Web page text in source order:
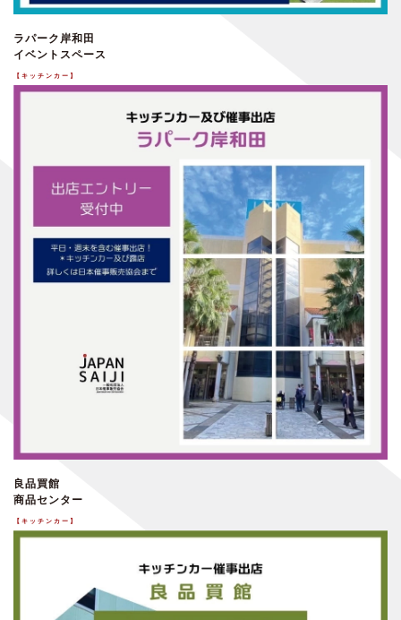
ラパーク岸和田
イベントスペース
【キッチンカー】
良品買館
商品センター
【キッチンカー】